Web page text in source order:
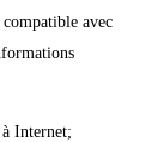
avec
Internet;